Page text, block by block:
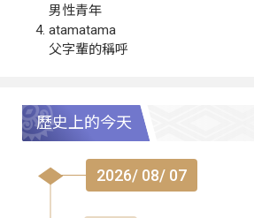
男性青年
atamatama
父字輩的稱呼
歷史上的今天
2026/ 08/ 07